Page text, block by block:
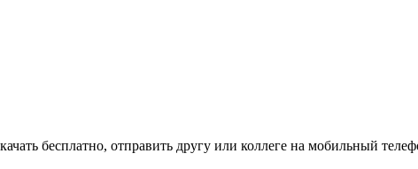
бесплатно, отправить другу или коллеге на мобильный